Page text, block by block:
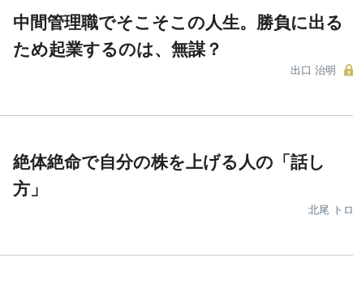
中間管理職でそこそこの人生。勝負に出る
ため起業するのは、無謀？
出口 治明
絶体絶命で自分の株を上げる人の「話し
方」
北尾 トロ